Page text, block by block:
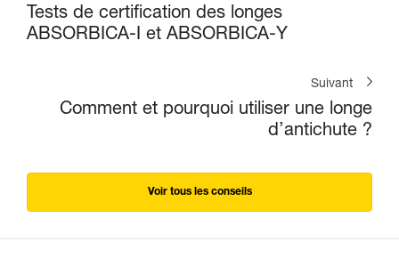
Tests de certification des longes
ABSORBICA-I et ABSORBICA-Y
Suivant
Comment et pourquoi utiliser une longe
d’antichute ?
Voir tous les conseils